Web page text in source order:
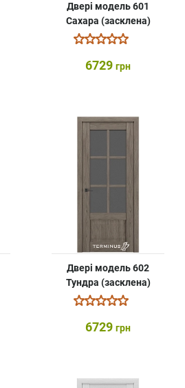
Двері модель 601
Сахара (засклена)
6729 грн
Двері модель 602
Тундра (засклена)
6729 грн